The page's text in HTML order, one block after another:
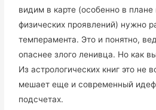
видим в карте (особенно в плане
физических проявлений) нужно
темперамента. Это и понятно,
опаснее злого ленивца. Но как
Из астрологических книг это не
мешает еще и современный
подсчетах.